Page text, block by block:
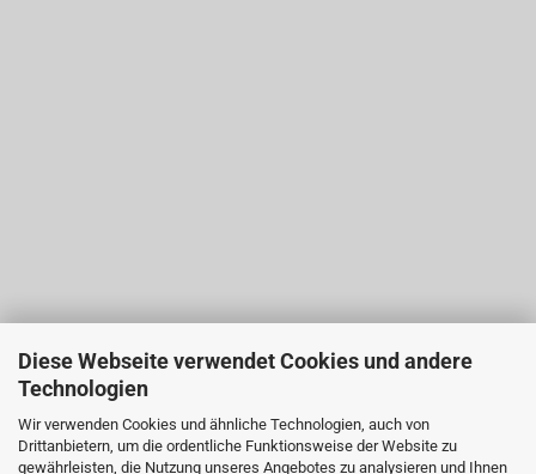
Diese Webseite verwendet Cookies und andere
Technologien
Wir verwenden Cookies und ähnliche Technologien, auch von
Drittanbietern, um die ordentliche Funktionsweise der Website zu
gewährleisten, die Nutzung unseres Angebotes zu analysieren und Ihnen